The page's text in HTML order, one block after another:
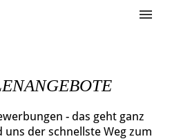
- das geht ganz
der schnellste Weg zum